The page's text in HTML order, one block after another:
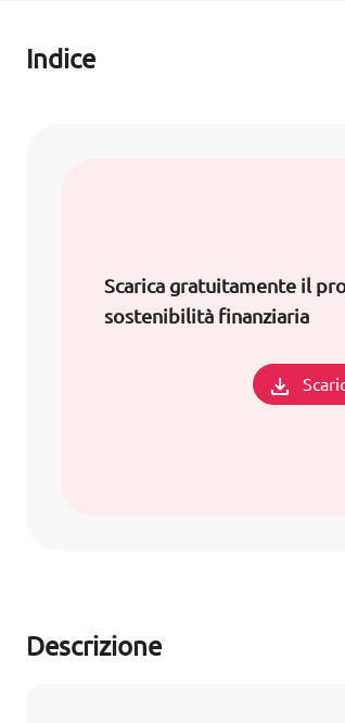
Indice
Scarica gratuitamente il
sostenibilità finanziaria
Descrizione